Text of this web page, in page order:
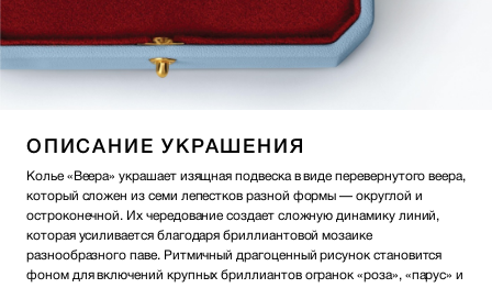
ОПИСАНИЕ УКРАШЕНИЯ
Колье «Веера» украшает изящная подвеска в виде перевернутого веера,
который сложен из семи лепестков разной формы — округлой и
остроконечной. Их чередование создает сложную динамику линий,
которая усиливается благодаря бриллиантовой мозаике
разнообразного паве. Ритмичный драгоценный рисунок становится
фоном для включений крупных бриллиантов огранок «роза», «парус» и